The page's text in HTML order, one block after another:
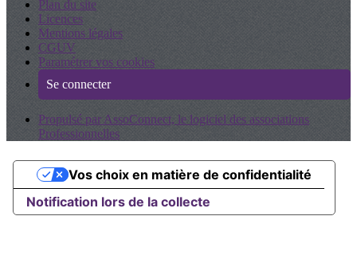
Plan du site
Licences
Mentions légales
CGUV
Paramétrer vos cookies
Se connecter
Propulsé par AssoConnect, le logiciel des associations
Professionnelles
Notification lors de la collecte
Vos choix en matière de confidentialité